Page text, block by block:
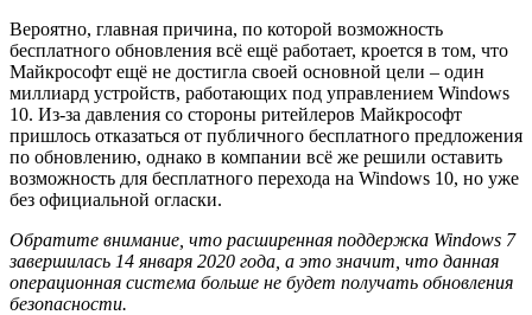
Вероятно, главная причина, по которой возможность
бесплатного обновления всё ещё работает, кроется в том, что
Майкрософт ещё не достигла своей основной цели – один
миллиард устройств, работающих под управлением Windows
10. Из-за давления со стороны ритейлеров Майкрософт
пришлось отказаться от публичного бесплатного предложения
по обновлению, однако в компании всё же решили оставить
возможность для бесплатного перехода на Windows 10, но уже
без официальной огласки.
Обратите внимание, что расширенная поддержка Windows 7
завершилась 14 января 2020 года, а это значит, что данная
операционная система больше не будет получать обновления
безопасности.